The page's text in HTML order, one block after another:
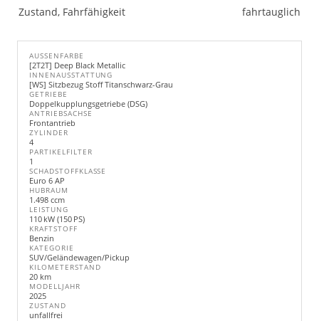
Zustand, Fahrfähigkeit
fahrtauglich
AUSSENFARBE
[2T2T] Deep Black Metallic
INNENAUSSTATTUNG
[WS] Sitzbezug Stoff Titanschwarz-Grau
GETRIEBE
Doppelkupplungsgetriebe (DSG)
ANTRIEBSACHSE
Frontantrieb
ZYLINDER
4
PARTIKELFILTER
1
SCHADSTOFFKLASSE
Euro 6 AP
HUBRAUM
1.498 ccm
LEISTUNG
110 kW (150 PS)
KRAFTSTOFF
Benzin
KATEGORIE
SUV/Geländewagen/Pickup
KILOMETERSTAND
20 km
MODELLJAHR
2025
ZUSTAND
unfallfrei